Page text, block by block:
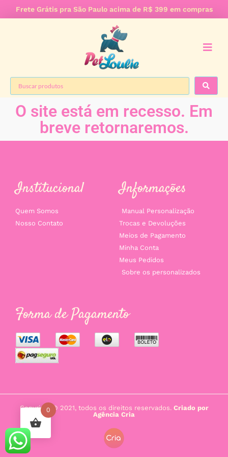
Frete Grátis pra São Paulo acima de R$ 399 em compras
O site está em recesso. Em
breve retornaremos.
Institucional
Quem Somos
Nosso Contato
Informações
Manual Personalização
Trocas e Devoluções
Meios de Pagamento
Minha Conta
Meus Pedidos
Sobre os personalizados
Forma de Pagamento
Copyright © 2021, todos os direitos reservados. Criado por
Agência Cria
0